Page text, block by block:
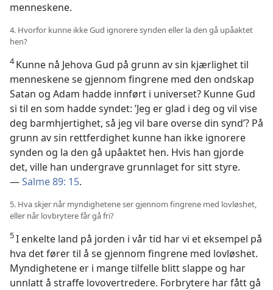
menneskene.
4. Hvorfor kunne ikke Gud ignorere synden eller la den gå upåaktet
hen?
4Kunne nå Jehova Gud på grunn av sin kjærlighet til
menneskene se gjennom fingrene med den ondskap
Satan og Adam hadde innført i universet? Kunne Gud
si til en som hadde syndet: ’Jeg er glad i deg og vil vise
deg barmhjertighet, så jeg vil bare overse din synd’? På
grunn av sin rettferdighet kunne han ikke ignorere
synden og la den gå upåaktet hen. Hvis han gjorde
det, ville han undergrave grunnlaget for sitt styre.
—Salme 89: 15.
5. Hva skjer når myndighetene ser gjennom fingrene med lovløshet,
eller når lovbrytere får gå fri?
5I enkelte land på jorden i vår tid har vi et eksempel på
hva det fører til å se gjennom fingrene med lovløshet.
Myndighetene er i mange tilfelle blitt slappe og har
unnlatt å straffe lovovertredere. Forbrytere har fått gå